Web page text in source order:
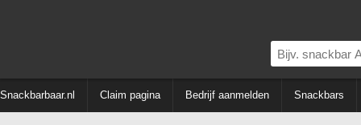
Snackbarbaar.nl Claim pagina Bedrijf aanmelden Snackbars